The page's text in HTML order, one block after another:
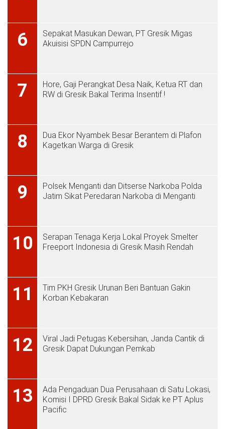
6
Sepakat Masukan Dewan, PT Gresik Migas
Akuisisi SPDN Campurrejo
7
Hore, Gaji Perangkat Desa Naik, Ketua RT dan
RW di Gresik Bakal Terima Insentif !
8
Dua Ekor Nyambek Besar Berantem di Plafon
Kagetkan Warga di Gresik
9
Polsek Menganti dan Ditserse Narkoba Polda
Jatim Sikat Peredaran Narkoba di Menganti
10
Serapan Tenaga Kerja Lokal Proyek Smelter
Freeport Indonesia di Gresik Masih Rendah
11
Tim PKH Gresik Urunan Beri Bantuan Gakin
Korban Kebakaran
12
Viral Jadi Petugas Kebersihan, Janda Cantik di
Gresik Dapat Dukungan Pemkab
13
Ada Pengaduan Dua Perusahaan di Satu Lokasi,
Komisi I DPRD Gresik Bakal Sidak ke PT Aplus
Pacific